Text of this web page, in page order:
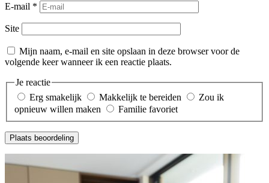
E-mail *
Site
Mijn naam, e-mail en site opslaan in deze browser voor de
volgende keer wanneer ik een reactie plaats.
Je reactie
Erg smakelijk
Makkelijk te bereiden
Zou ik
opnieuw willen maken
Familie favoriet
Plaats beoordeling